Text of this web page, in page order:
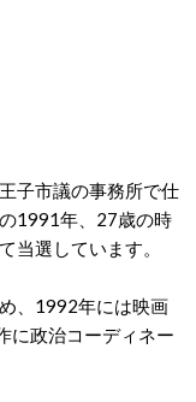
子市議の事務所で仕
1991年、27歳の時
当選しています。
、1992年には映画
に政治コーディネー